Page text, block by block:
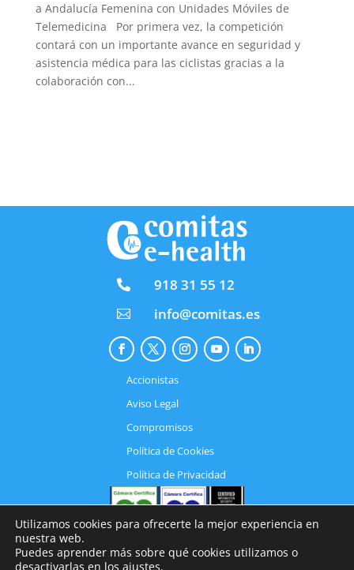
a Andalucía Femenina con Unidades Móviles de
Telemedicina Por primera vez, la competición
contará con un importante avance en seguridad y
asistencia médica para las ciclistas gracias a la
colaboración con...
 918 31 55 12
 info@comitas.es
Accionistas
Aviso Legal
Compromisos
Política de Cookies
Política de Privacidad
Utilizamos cookies para ofrecerte la mejor experiencia en
nuestra web.
Puedes aprender más sobre qué cookies utilizamos o
desactivarlas en los ajustes.